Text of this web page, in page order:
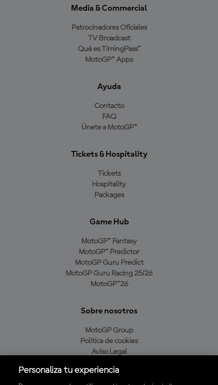
Media & Commercial
Patrocinadores Oficiales
TV Broadcast
Qué es TimingPass™
MotoGP™ Apps
Ayuda
Contacto
FAQ
Únete a MotoGP™
Tickets & Hospitality
Tickets
Hospitality
Packages
Game Hub
MotoGP™ Fantasy
MotoGP™ Predictor
MotoGP Guru Predict
MotoGP Guru Racing 25/26
MotoGP™26
Sobre nosotros
MotoGP Group
Política de cookies
Aviso Legal
Política de compra
Personaliza tu experiencia